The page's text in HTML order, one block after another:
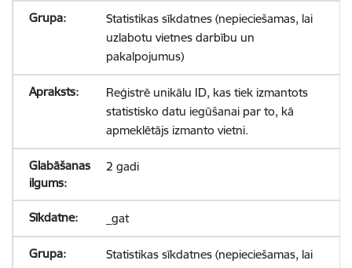
Statistikas sīkdatnes (nepieciešamas, lai
uzlabotu vietnes darbību un
pakalpojumus)
Reģistrē unikālu ID, kas tiek izmantots
statistisko datu iegūšanai par to, kā
apmeklētājs izmanto vietni.
2 gadi
_gat
Statistikas sīkdatnes (nepieciešamas, lai